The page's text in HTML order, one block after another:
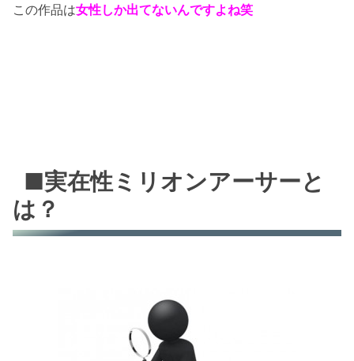
この作品は女性しか出てないんですよね笑
■実在性ミリオンアーサーと
は？